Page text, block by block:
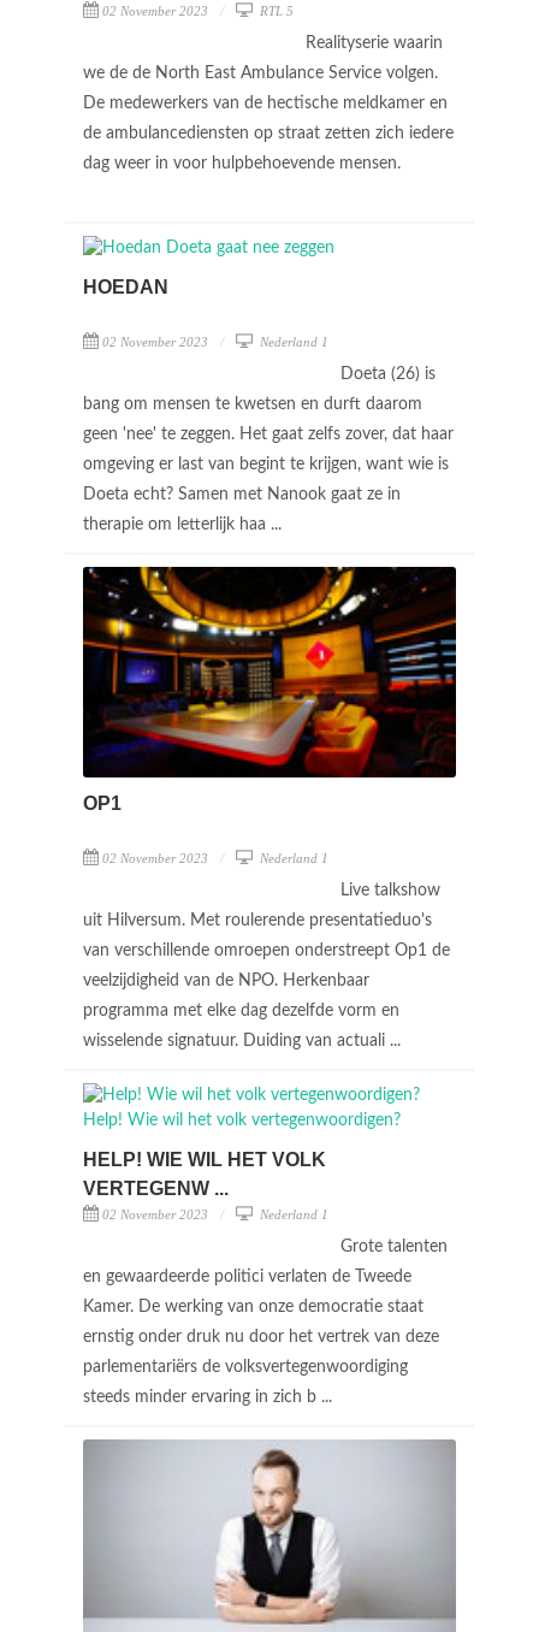
02 November 2023 RTL 5
Realityserie waarin
we de de North East Ambulance Service volgen.
De medewerkers van de hectische meldkamer en
de ambulancediensten op straat zetten zich iedere
dag weer in voor hulpbehoevende mensen.
HOEDAN
02 November 2023 Nederland 1
Doeta (26) is
bang om mensen te kwetsen en durft daarom
geen 'nee' te zeggen. Het gaat zelfs zover, dat haar
omgeving er last van begint te krijgen, want wie is
Doeta echt? Samen met Nanook gaat ze in
therapie om letterlijk haa ...
OP1
02 November 2023 Nederland 1
Live talkshow
uit Hilversum. Met roulerende presentatieduo's
van verschillende omroepen onderstreept Op1 de
veelzijdigheid van de NPO. Herkenbaar
programma met elke dag dezelfde vorm en
wisselende signatuur. Duiding van actuali ...
HELP! WIE WIL HET VOLK
VERTEGENW ...
02 November 2023 Nederland 1
Grote talenten
en gewaardeerde politici verlaten de Tweede
Kamer. De werking van onze democratie staat
ernstig onder druk nu door het vertrek van deze
parlementariërs de volksvertegenwoordiging
steeds minder ervaring in zich b ...